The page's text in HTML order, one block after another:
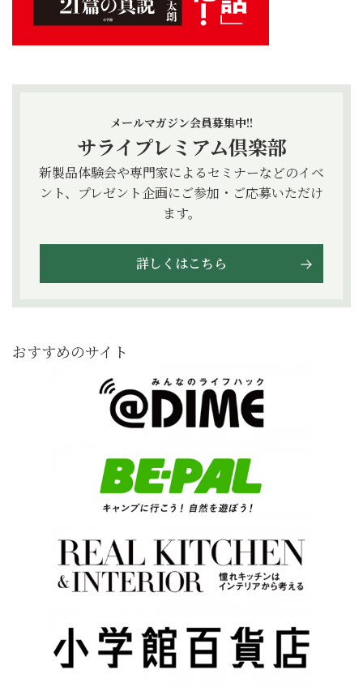
メールマガジン会員募集中!!
サライプレミアム倶楽部
新製品体験会や専門家によるセミナーなどのイベ
ント、プレゼント企画にご参加・ご応募いただけ
ます。
詳しくはこちら
おすすめのサイト